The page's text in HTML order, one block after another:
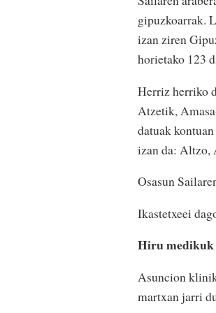
gipuzkoarrak.
izan ziren
horietako 123
Herriz herriko
Atzetik,
datuak
izan da: Altzo,
Osasun
Ikastetxeei
Hiru
Asuncion
martxan jarri